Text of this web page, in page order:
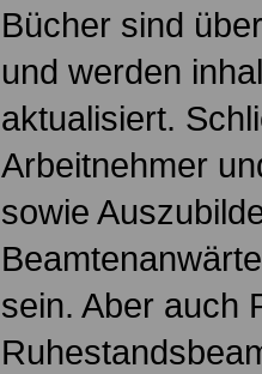
Bücher sind
und werden
aktualisiert.
Arbeitnehmer
sowie
sein. Aber auch